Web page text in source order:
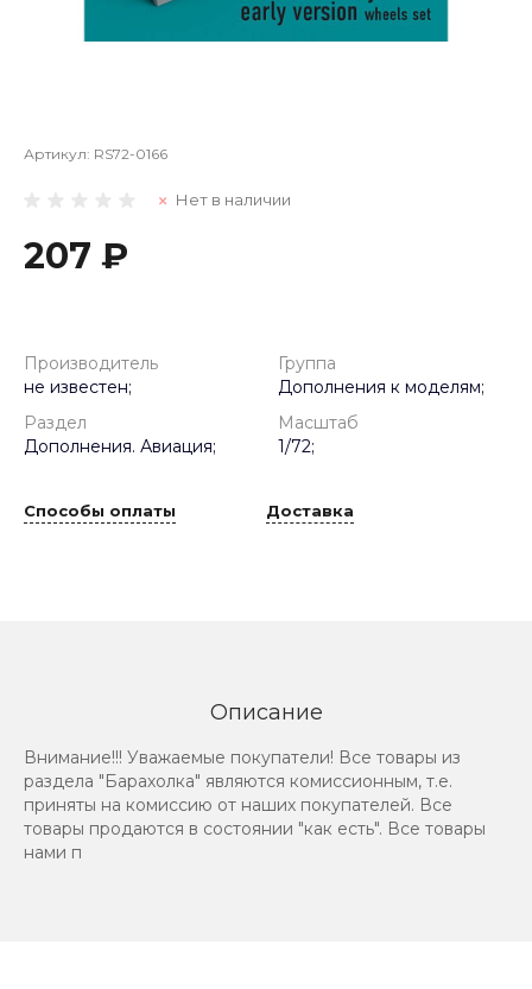
Артикул: RS72-0166
Нет в наличии
207 ₽
Производитель
не известен;
Группа
Дополнения к моделям;
Раздел
Дополнения. Авиация;
Масштаб
1/72;
Способы оплаты Доставка
Описание
Внимание!!! Уважаемые покупатели! Все товары из
раздела "Барахолка" являются комиссионным, т.е.
приняты на комиссию от наших покупателей. Все
товары продаются в состоянии "как есть". Все товары
нами п